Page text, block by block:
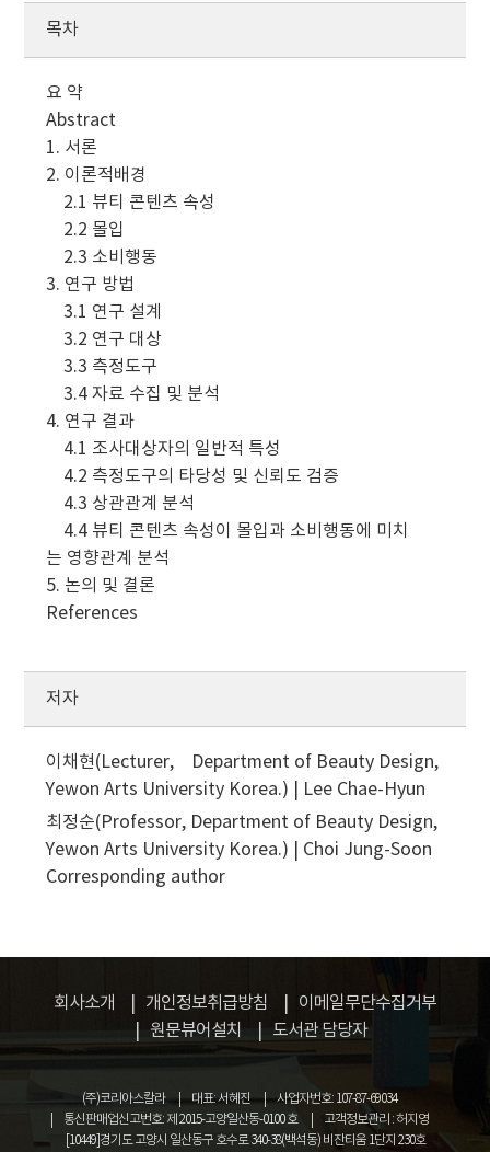
목차
요 약
Abstract
1. 서론
2. 이론적배경
2.1 뷰티 콘텐츠 속성
2.2 몰입
2.3 소비행동
3. 연구 방법
3.1 연구 설계
3.2 연구 대상
3.3 측정도구
3.4 자료 수집 및 분석
4. 연구 결과
4.1 조사대상자의 일반적 특성
4.2 측정도구의 타당성 및 신뢰도 검증
4.3 상관관계 분석
4.4 뷰티 콘텐츠 속성이 몰입과 소비행동에 미치
는 영향관계 분석
5. 논의 및 결론
References
저자
이채현(Lecturer, Department of Beauty Design,
Yewon Arts University Korea.) | Lee Chae-Hyun
최정순(Professor, Department of Beauty Design,
Yewon Arts University Korea.) | Choi Jung-Soon
Corresponding author
회사소개 개인정보취급방침
이메일무단수집거부
원문뷰어설치
도서관 담당자
(주)코리아스칼라 대표: 서혜진
사업자번호: 107-87-69034
통신판매업신고번호: 제 2015-고양일산동-0100 호
고객정보관리 : 허지영
[10449]경기도 고양시 일산동구 호수로 340-38(백석동) 비잔티움 1단지 230호